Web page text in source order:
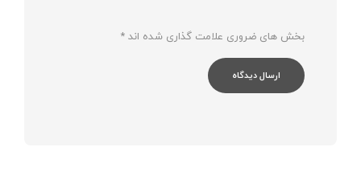
بخش های ضروری علامت گذاری شده اند *